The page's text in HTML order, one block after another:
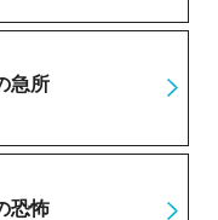
急所
恐怖